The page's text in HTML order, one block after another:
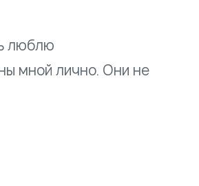
люблю
мной лично. Они не